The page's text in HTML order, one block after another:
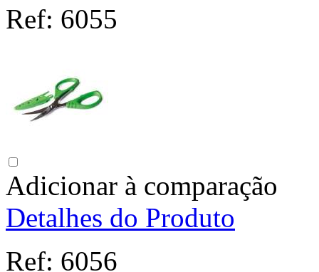
Ref: 6055
Adicionar à comparação
Detalhes do Produto
Ref: 6056